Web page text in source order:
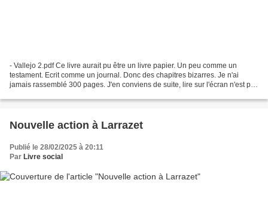
- Vallejo 2.pdf Ce livre aurait pu être un livre papier. Un peu comme un
testament. Ecrit comme un journal. Donc des chapitres bizarres. Je n'ai
jamais rassemblé 300 pages. J'en conviens de suite, lire sur l'écran n'est pas
Nouvelle action à Larrazet
Publié le 28/02/2025 à 20:11
Par Livre social